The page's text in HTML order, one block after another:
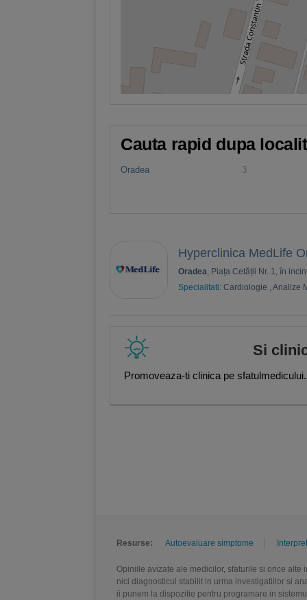
Cauta rapid dupa
Oradea 3
Hyperclinica MedLife
Oradea, Piața Cetății Nr. 1, în
Specialitati: Cardiologie , Analize
Si
Promoveaza-ti clinica pe
Resurse: Autoevaluare simptome
Opiniile avizate ale medicilor, sfaturile si orice
nici diagnosticul stabilit in urma investigatiilor si
ii punem la dispozitie pentru programare in